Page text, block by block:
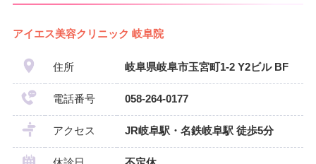
アイエス美容クリニック 岐阜院
住所 岐阜県岐阜市玉宮町1-2 Y2ビル BF
電話番号 058-264-0177
アクセス JR岐阜駅・名鉄岐阜駅 徒歩5分